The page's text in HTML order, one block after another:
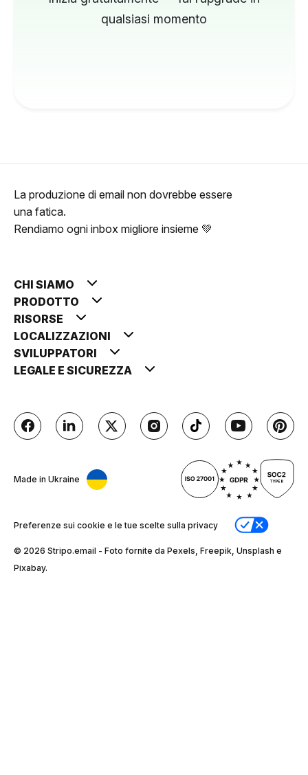
qualsiasi momento
La produzione di email non dovrebbe essere
una fatica.
Rendiamo ogni inbox migliore insieme 💚
CHI SIAMO
PRODOTTO
RISORSE
LOCALIZZAZIONI
SVILUPPATORI
LEGALE E SICUREZZA
Made in Ukraine
Preferenze sui cookie e le tue scelte sulla privacy
© 2026 Stripо.email - Foto fornite da Pexels, Freepik, Unsplash e
Pixabay.